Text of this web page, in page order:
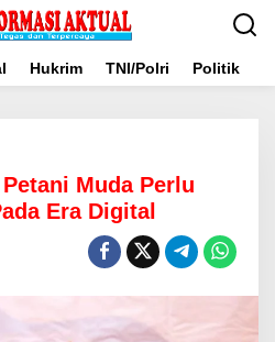
Hukrim TNI/Polri Politik
Muda Perlu
Era Digital